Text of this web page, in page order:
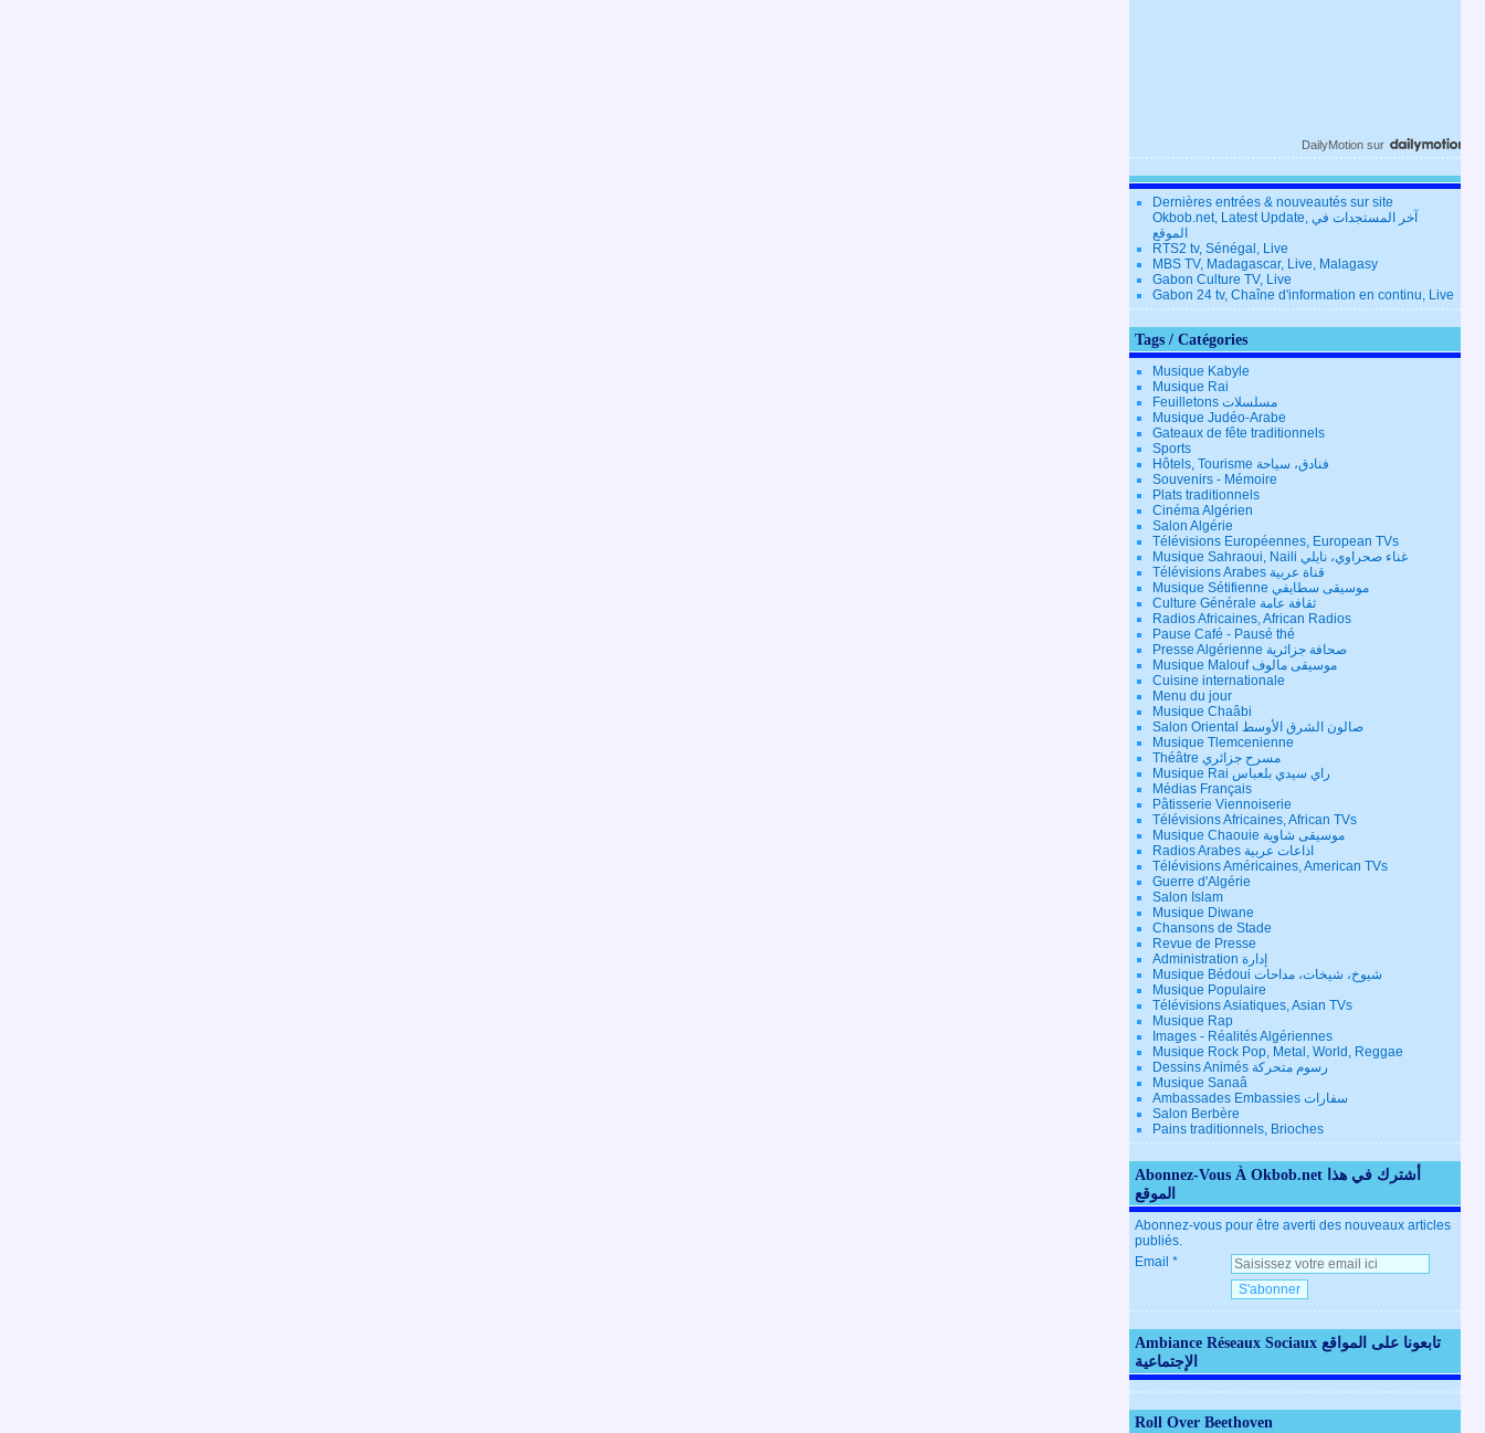
DailyMotion sur
Dernières entrées & nouveautés sur site
Okbob.net, Latest Update, آخر المستجدات في
الموقع
RTS2 tv, Sénégal, Live
MBS TV, Madagascar, Live, Malagasy
Gabon Culture TV, Live
Gabon 24 tv, Chaîne d'information en continu, Live
Tags / Catégories
Musique Kabyle
Musique Rai
Feuilletons مسلسلات
Musique Judéo-Arabe
Gateaux de fête traditionnels
Sports
Hôtels, Tourisme فنادق، سياحة
Souvenirs - Mémoire
Plats traditionnels
Cinéma Algérien
Salon Algérie
Télévisions Européennes, European TVs
Musique Sahraoui, Naili غناء صحراوي، نايلي
Télévisions Arabes قناة عربية
Musique Sétifienne موسيقى سطايفي
Culture Générale ثقافة عامة
Radios Africaines, African Radios
Pause Café - Pausé thé
Presse Algérienne صحافة جزائرية
Musique Malouf موسيقى مالوف
Cuisine internationale
Menu du jour
Musique Chaâbi
Salon Oriental صالون الشرق الأوسط
Musique Tlemcenienne
Théâtre مسرح جزائري
Musique Rai راي سيدي بلعباس
Médias Français
Pâtisserie Viennoiserie
Télévisions Africaines, African TVs
Musique Chaouie موسيقى شاوية
Radios Arabes اذاعات عربية
Télévisions Américaines, American TVs
Guerre d'Algérie
Salon Islam
Musique Diwane
Chansons de Stade
Revue de Presse
Administration إدارة
Musique Bédoui شيوخ، شيخات، مداحات
Musique Populaire
Télévisions Asiatiques, Asian TVs
Musique Rap
Images - Réalités Algériennes
Musique Rock Pop, Metal, World, Reggae
Dessins Animés رسوم متحركة
Musique Sanaâ
Ambassades Embassies سفارات
Salon Berbère
Pains traditionnels, Brioches
Abonnez-Vous À Okbob.net أشترك في هذا
الموقع
Abonnez-vous pour être averti des nouveaux articles
publiés.
Email
Ambiance Réseaux Sociaux تابعونا على المواقع
الإجتماعية
Roll Over Beethoven